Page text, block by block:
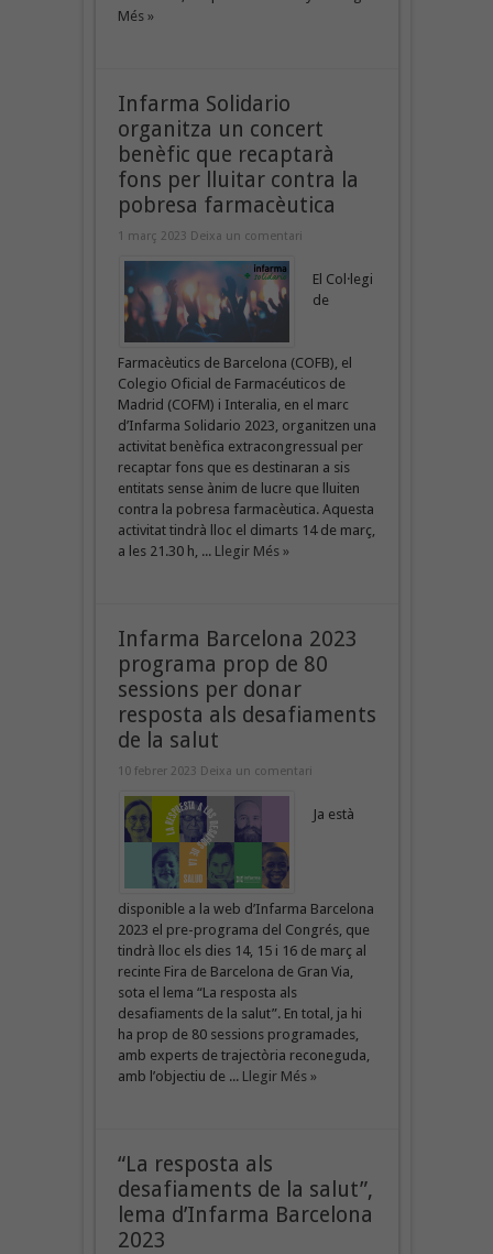
Més »
Infarma Solidario
organitza un concert
benèfic que recaptarà
fons per lluitar contra la
pobresa farmacèutica
1 març 2023 Deixa un comentari
El Col·legi
de
Farmacèutics de Barcelona (COFB), el
Colegio Oficial de Farmacéuticos de
Madrid (COFM) i Interalia, en el marc
d’Infarma Solidario 2023, organitzen una
activitat benèfica extracongressual per
recaptar fons que es destinaran a sis
entitats sense ànim de lucre que lluiten
contra la pobresa farmacèutica. Aquesta
activitat tindrà lloc el dimarts 14 de març,
a les 21.30 h, ... Llegir Més »
Infarma Barcelona 2023
programa prop de 80
sessions per donar
resposta als desafiaments
de la salut
10 febrer 2023 Deixa un comentari
Ja està
disponible a la web d’Infarma Barcelona
2023 el pre-programa del Congrés, que
tindrà lloc els dies 14, 15 i 16 de març al
recinte Fira de Barcelona de Gran Via,
sota el lema “La resposta als
desafiaments de la salut”. En total, ja hi
ha prop de 80 sessions programades,
amb experts de trajectòria reconeguda,
amb l’objectiu de ... Llegir Més »
“La resposta als
desafiaments de la salut”,
lema d’Infarma Barcelona
2023